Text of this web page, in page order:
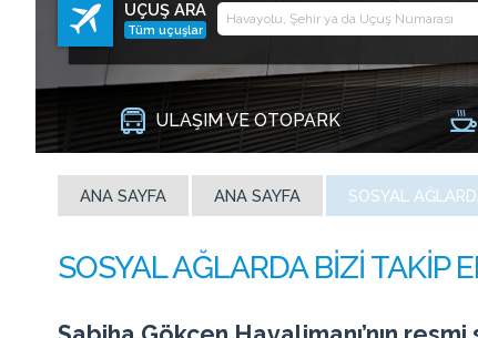
UÇUŞ ARA
Tüm uçuşlar
ULAŞIM VE OTOPARK
ANA SAYFA ANA SAYFA SOSYAL